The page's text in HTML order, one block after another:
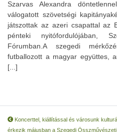
Szarvas Alexandra
válogatott szövetségi
játszottak az azeri csapattal az
pénteki nyitófordulójában,
Fórumban.A szegedi
futballozott a magyar együttes,
[...]
Koncerttel, kiállítással és városunk
érkezik májusban a Szegedi